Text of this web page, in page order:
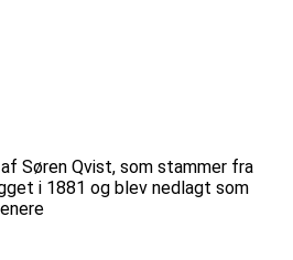
Søren Qvist, som stammer fra
i 1881 og blev nedlagt som